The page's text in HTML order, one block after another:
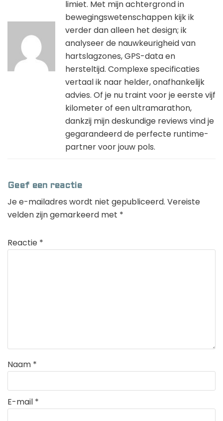
limiet. Met mijn achtergrond in
bewegingswetenschappen kijk ik
verder dan alleen het design; ik
analyseer de nauwkeurigheid van
hartslagzones, GPS-data en
hersteltijd. Complexe specificaties
vertaal ik naar helder, onafhankelijk
advies. Of je nu traint voor je eerste vijf
kilometer of een ultramarathon,
dankzij mijn deskundige reviews vind je
gegarandeerd de perfecte runtime-
partner voor jouw pols.
Geef een reactie
Je e-mailadres wordt niet gepubliceerd. Vereiste
velden zijn gemarkeerd met *
Reactie *
Naam *
E-mail *